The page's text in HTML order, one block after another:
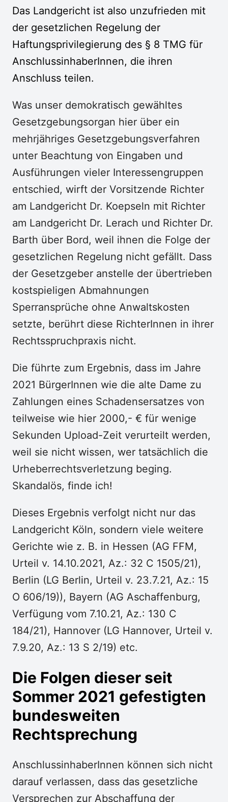
Das Landgericht ist also unzufrieden mit
der gesetzlichen Regelung der
Haftungsprivilegierung des § 8 TMG für
AnschlussinhaberInnen, die ihren
Anschluss teilen.
Was unser demokratisch gewähltes
Gesetzgebungsorgan hier über ein
mehrjähriges Gesetzgebungsverfahren
unter Beachtung von Eingaben und
Ausführungen vieler Interessengruppen
entschied, wirft der Vorsitzende Richter
am Landgericht Dr. Koepseln mit Richter
am Landgericht Dr. Lerach und Richter Dr.
Barth über Bord, weil ihnen die Folge der
gesetzlichen Regelung nicht gefällt. Dass
der Gesetzgeber anstelle der übertrieben
kostspieligen Abmahnungen
Sperransprüche ohne Anwaltskosten
setzte, berührt diese RichterInnen in ihrer
Rechtsspruchpraxis nicht.
Die führte zum Ergebnis, dass im Jahre
2021 BürgerInnen wie die alte Dame zu
Zahlungen eines Schadensersatzes von
teilweise wie hier 2000,- € für wenige
Sekunden Upload-Zeit verurteilt werden,
weil sie nicht wissen, wer tatsächlich die
Urheberrechtsverletzung beging.
Skandalös, finde ich!
Dieses Ergebnis verfolgt nicht nur das
Landgericht Köln, sondern viele weitere
Gerichte wie z. B. in Hessen (AG FFM,
Urteil v. 14.10.2021, Az.: 32 C 1505/21),
Berlin (LG Berlin, Urteil v. 23.7.21, Az.: 15
O 606/19)), Bayern (AG Aschaffenburg,
Verfügung vom 7.10.21, Az.: 130 C
184/21), Hannover (LG Hannover, Urteil v.
7.9.20, Az.: 13 S 2/19) etc.
Die Folgen dieser seit
Sommer 2021 gefestigten
bundesweiten
Rechtsprechung
AnschlussinhaberInnen können sich nicht
darauf verlassen, dass das gesetzliche
Versprechen zur Abschaffung der